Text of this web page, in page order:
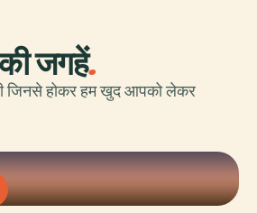
जगहें.
जिनसे होकर हम खुद आपको लेकर